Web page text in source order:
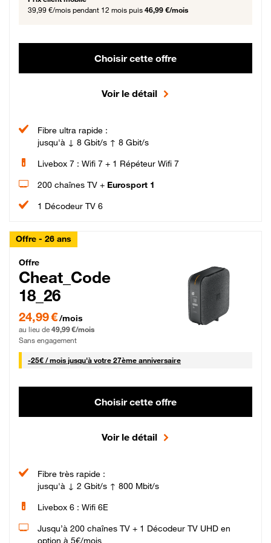
39,99 €/mois pendant 12 mois puis 46,99 €/mois
Choisir cette offre
Voir le détail
Fibre ultra rapide :
jusqu'à ↓ 8 Gbit/s ↑ 8 Gbit/s
Livebox 7 : Wifi 7 + 1 Répéteur Wifi 7
200 chaînes TV + Eurosport 1
1 Décodeur TV 6
Offre - 26 ans
Cheat_Code Fibre_18_26
Offre
Cheat_Code
18_26
24,99 € par mois pendant 0 mois puis 49,99 € par mois, Sans engagement
24,99 €/mois
au lieu de 49,99 €/mois
Sans engagement
-25€ / mois25 € par mois
jusqu'à votre 27ème anniversaire
Choisir cette offre
Voir le détail
Fibre très rapide :
jusqu'à ↓ 2 Gbit/s ↑ 800 Mbit/s
Livebox 6 : Wifi 6E
Jusqu’à 200 chaînes TV + 1 Décodeur TV UHD en
option à 5€/mois